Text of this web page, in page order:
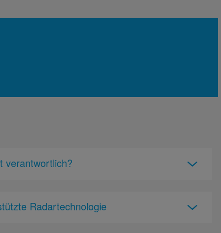
verantwortlich?
Radartechnologie